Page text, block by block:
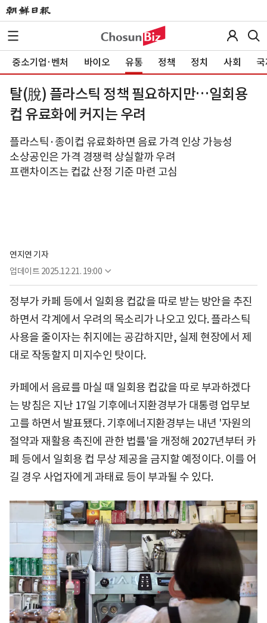
중소기업·벤처 바이오 유통 정책 정치 사회
탈(脫) 플라스틱 정책 필요하지만…일회용
컵 유료화에 커지는 우려
플라스틱·종이컵 유료화하면 음료 가격 인상 가능성
소상공인은 가격 경쟁력 상실할까 우려
프랜차이즈는 컵값 산정 기준 마련 고심
연지연 기자
업데이트 2025.12.21. 19:00
정부가 카페 등에서 일회용 컵값을 따로 받는 방안을 추진
하면서 각계에서 우려의 목소리가 나오고 있다. 플라스틱
사용을 줄이자는 취지에는 공감하지만, 실제 현장에서 제
대로 작동할지 미지수인 탓이다.
카페에서 음료를 마실 때 일회용 컵값을 따로 부과하겠다
는 방침은 지난 17일 기후에너지환경부가 대통령 업무보
고를 하면서 발표됐다. 기후에너지환경부는 내년 '자원의
절약과 재활용 촉진에 관한 법률'을 개정해 2027년부터 카
페 등에서 일회용 컵 무상 제공을 금지할 예정이다. 이를 어
길 경우 사업자에게 과태료 등이 부과될 수 있다.